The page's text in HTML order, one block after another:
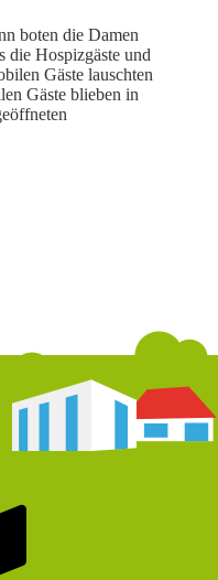
boten die Damen
die Hospizgäste und
Gäste lauschten
Gäste blieben in